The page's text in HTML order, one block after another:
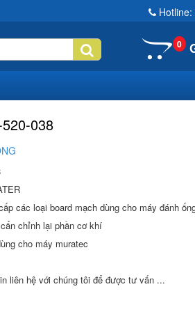
Hotline:
0
038
các loại board mạch dùng cho máy đánh
chỉnh lại phần cơ khí
cho máy muratec
liên hệ với chúng tôi để được tư vấn ...